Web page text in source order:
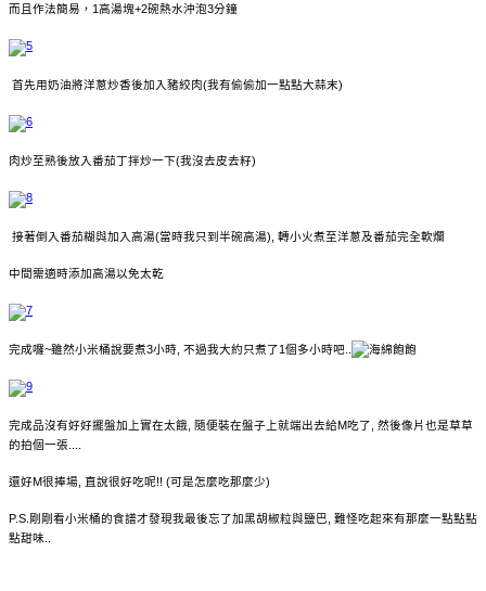
而且作法簡易，1高湯塊+2碗熱水沖泡3分鐘
首先用奶油將洋蔥炒香後加入豬絞肉(我有偷偷加一點點大蒜末)
肉炒至熟後放入番茄丁拌炒一下(我沒去皮去籽)
接著倒入番茄糊與加入高湯(當時我只到半碗高湯), 轉小火煮至洋蔥及番茄完全軟爛
中間需適時添加高湯以免太乾
完成囉~雖然小米桶說要煮3小時, 不過我大約只煮了1個多小時吧..
完成品沒有好好擺盤加上實在太餓, 隨便裝在盤子上就端出去給M吃了, 然後像片也是草草
的拍個一張....
還好M很捧場, 直說很好吃呢!! (可是怎麼吃那麼少)
P.S.剛剛看小米桶的食譜才發現我最後忘了加黑胡椒粒與鹽巴, 難怪吃起來有那麼一點點點
點甜味..